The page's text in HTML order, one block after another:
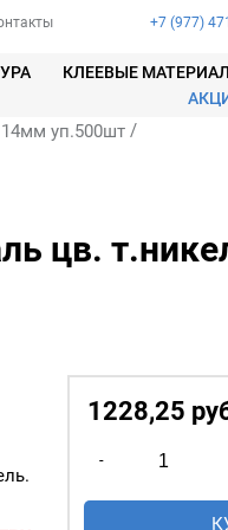
+7 (977)
КЛЕЕВЫЕ
уп.500шт /
цв.
1228,25 р
-
товара
Люверсы